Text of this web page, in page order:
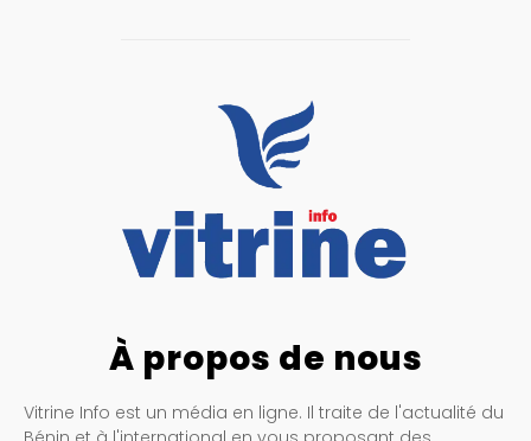
À propos de nous
Vitrine Info est un média en ligne. Il traite de l'actualité du